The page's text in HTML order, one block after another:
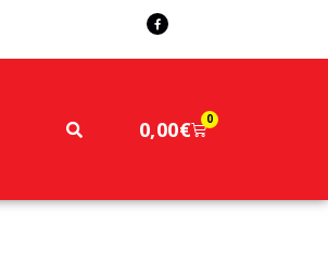
0,00€ 0